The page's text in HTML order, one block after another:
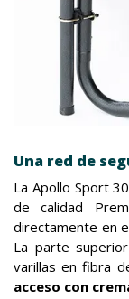
Una red de
La Apollo Sport
de calidad
directamente en
La parte
varillas en fibra
acceso con